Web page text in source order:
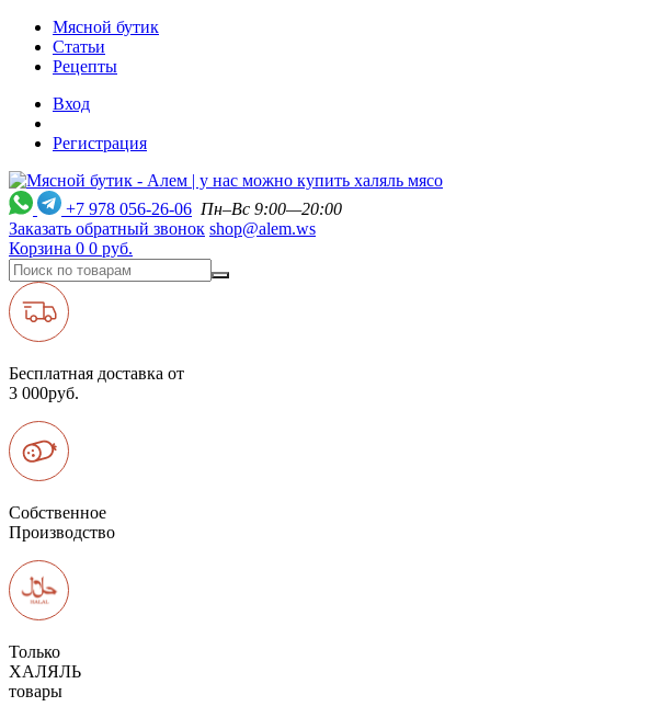
Мясной бутик
Статьи
Рецепты
Вход
Регистрация
+7 978 056-26-06 Пн–Вс 9:00—20:00
Заказать обратный звонок shop@alem.ws
Корзина 0 0 руб.
Бесплатная доставка от
3 000руб.
Собственное
Производство
Только
ХАЛЯЛЬ
товары